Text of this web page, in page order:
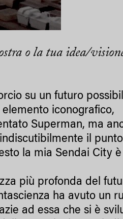
o la tua idea/
su un futuro
iconografico,
Superman, ma
il
la mia Sendai City
più profonda del
ha avuto un
ad essa che si è